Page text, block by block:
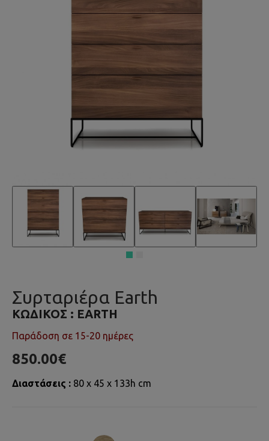
Συρταριέρα Earth
ΚΩΔΙΚΌΣ : EARTH
Παράδοση σε 15-20 ημέρες
850.00€
Διαστάσεις : 80 x 45 x 133h cm